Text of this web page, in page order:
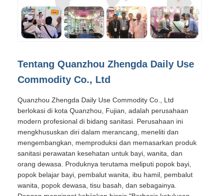
Tentang Quanzhou Zhengda Daily Use
Commodity Co., Ltd
Quanzhou Zhengda Daily Use Commodity Co., Ltd
berlokasi di kota Quanzhou, Fujian, adalah perusahaan
modern profesional di bidang sanitasi. Perusahaan ini
mengkhususkan diri dalam merancang, meneliti dan
mengembangkan, memproduksi dan memasarkan produk
sanitasi perawatan kesehatan untuk bayi, wanita, dan
orang dewasa. Produknya terutama meliputi popok bayi,
popok belajar bayi, pembalut wanita, ibu hamil, pembalut
wanita, popok dewasa, tisu basah, dan sebagainya.